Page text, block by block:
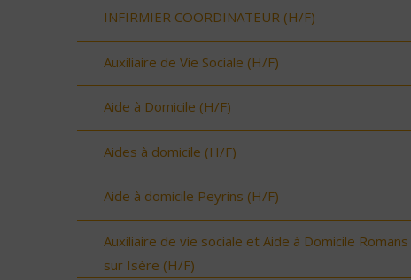
INFIRMIER COORDINATEUR (H/F)
Auxiliaire de Vie Sociale (H/F)
Aide à Domicile (H/F)
Aides à domicile (H/F)
Aide à domicile Peyrins (H/F)
Auxiliaire de vie sociale et Aide à Domicile Romans
sur Isère (H/F)